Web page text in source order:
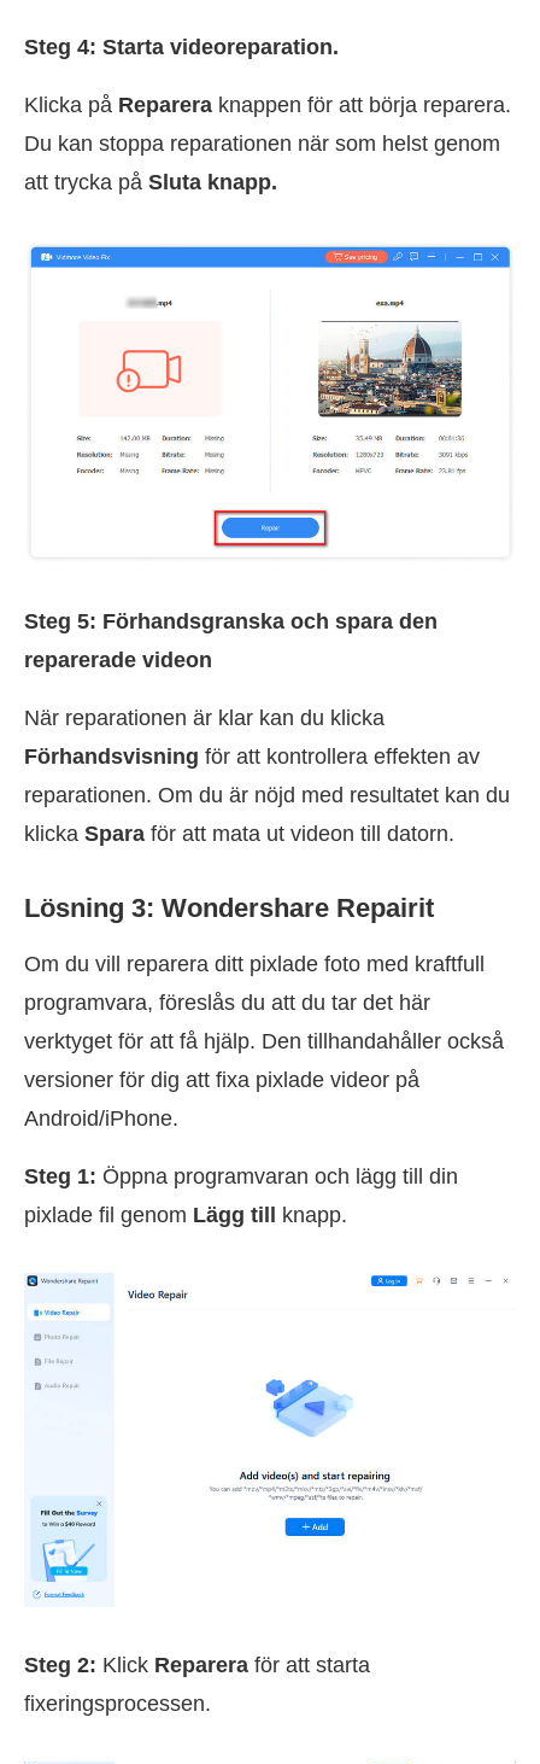
Steg 4: Starta videoreparation.
Klicka på Reparera knappen för att börja reparera.
Du kan stoppa reparationen när som helst genom
att trycka på Sluta knapp.
Steg 5: Förhandsgranska och spara den
reparerade videon
När reparationen är klar kan du klicka
Förhandsvisning för att kontrollera effekten av
reparationen. Om du är nöjd med resultatet kan du
klicka Spara för att mata ut videon till datorn.
Lösning 3: Wondershare Repairit
Om du vill reparera ditt pixlade foto med kraftfull
programvara, föreslås du att du tar det här
verktyget för att få hjälp. Den tillhandahåller också
versioner för dig att fixa pixlade videor på
Android/iPhone.
Steg 1: Öppna programvaran och lägg till din
pixlade fil genom Lägg till knapp.
Steg 2: Klick Reparera för att starta
fixeringsprocessen.